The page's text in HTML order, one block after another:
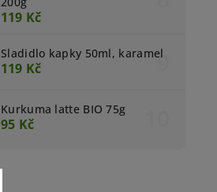
119 Kč
Sladidlo kapky 50ml, karamel
119 Kč
Kurkuma latte BIO 75g
95 Kč